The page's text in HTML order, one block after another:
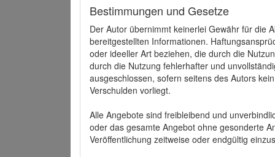
Bestimmungen und Gesetze
Der Autor übernimmt keinerlei Gewähr für die
bereitgestellten Informationen.
oder ideeller Art beziehen, die durch die
durch die Nutzung fehlerhafter und
ausgeschlossen, sofern seitens des Autors
Verschulden vorliegt.
Alle Angebote sind freibleibend und
oder das gesamte Angebot ohne gesonderte
Veröffentlichung zeitweise oder endgültig